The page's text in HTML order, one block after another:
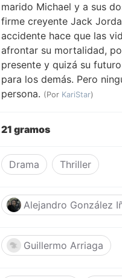
marido Michael y a sus
firme creyente Jack
accidente hace que las
afrontar su mortalidad,
presente y quizá su
para los demás. Pero
persona. (Por KariStar)
21 gramos
Drama Thriller
Alejandro González
Guillermo Arriaga